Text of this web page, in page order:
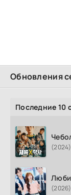
Обновления
Последние 10
(2024)
(2026)